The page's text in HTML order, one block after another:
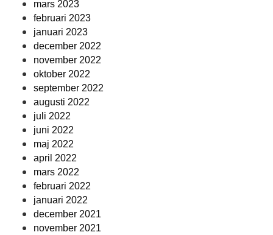
mars 2023
februari 2023
januari 2023
december 2022
november 2022
oktober 2022
september 2022
augusti 2022
juli 2022
juni 2022
maj 2022
april 2022
mars 2022
februari 2022
januari 2022
december 2021
november 2021